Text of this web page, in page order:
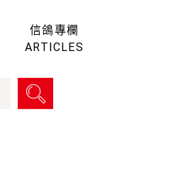
信鴿專欄
ARTICLES